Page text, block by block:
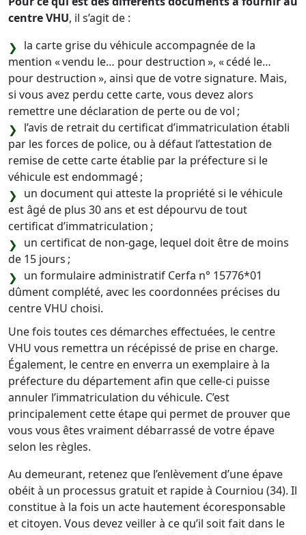
centre VHU, il s’agit de :
la carte grise du véhicule accompagnée de la
mention « vendu le… pour destruction », « cédé le…
pour destruction », ainsi que de votre signature. Mais,
si vous avez perdu cette carte, vous devez alors
remettre une déclaration de perte ou de vol ;
l’avis de retrait du certificat d’immatriculation établi
par les forces de police, ou à défaut l’attestation de
remise de cette carte établie par la préfecture si le
véhicule est endommagé ;
un document qui atteste la propriété si le véhicule
est âgé de plus 30 ans et est dépourvu de tout
certificat d’immatriculation ;
un certificat de non-gage, lequel doit être de moins
de 15 jours ;
un formulaire administratif Cerfa n° 15776*01
dûment complété, avec les coordonnées précises du
centre VHU choisi.
Une fois toutes ces démarches effectuées, le centre
VHU vous remettra un récépissé de prise en charge.
Également, le centre en enverra un exemplaire à la
préfecture du département afin que celle-ci puisse
annuler l’immatriculation du véhicule. C’est
principalement cette étape qui permet de prouver que
vous vous êtes vraiment débarrassé de votre épave
selon les règles.
Au demeurant, retenez que l’enlèvement d’une épave
obéit à un processus gratuit et rapide à Courniou (34). Il
constitue à la fois un acte hautement écoresponsable
et citoyen. Vous devez veiller à ce qu’il soit fait dans le